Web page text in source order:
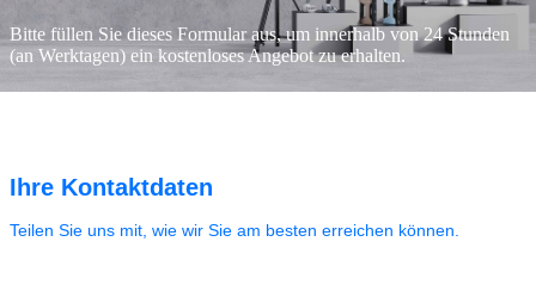
Bitte füllen Sie dieses Formular aus, um innerhalb von 24 Stunden
(an Werktagen) ein kostenloses Angebot zu erhalten.